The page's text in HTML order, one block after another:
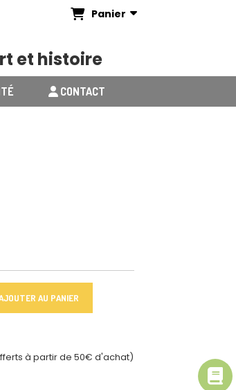
et histoire
Panier
CONTACT
AU PANIER
à partir de 50€ d'achat)